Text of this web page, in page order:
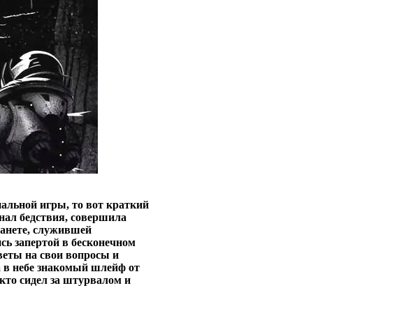
игры, то вот краткий
бедствия, совершила
служившей
запертой в бесконечном
на свои вопросы и
в небе знакомый шлейф от
сидел за штурвалом и